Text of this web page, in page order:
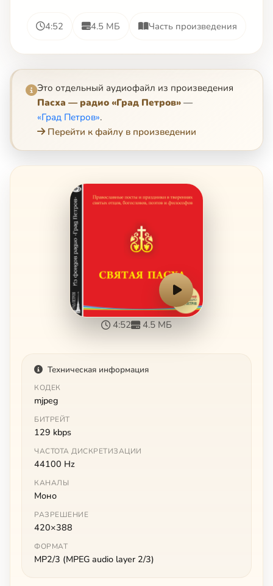
4:52 4.5 МБ Часть произведения
Это отдельный аудиофайл из произведения
Пасха — радио «Град Петров» —
«Град Петров».
Перейти к файлу в произведении
4:52 4.5 МБ
Техническая информация
КОДЕК
mjpeg
БИТРЕЙТ
129 kbps
ЧАСТОТА ДИСКРЕТИЗАЦИИ
44100 Hz
КАНАЛЫ
Моно
РАЗРЕШЕНИЕ
420×388
ФОРМАТ
MP2/3 (MPEG audio layer 2/3)